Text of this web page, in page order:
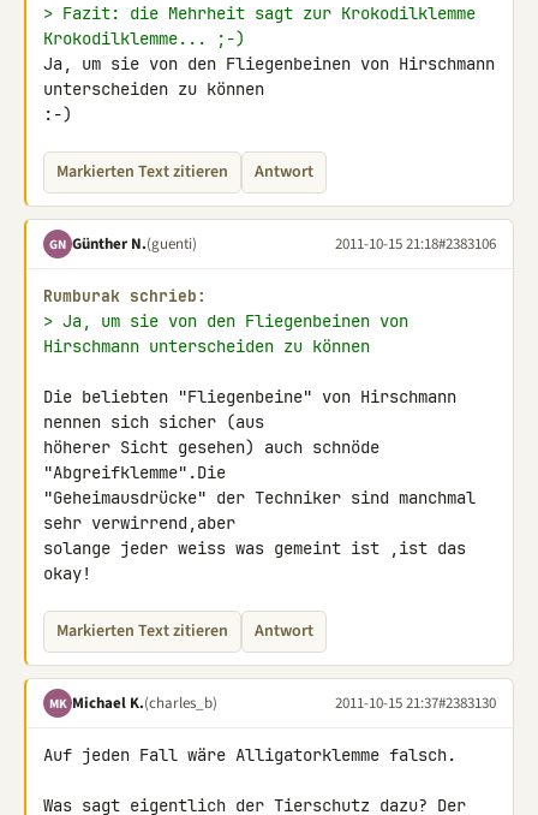
> Fazit: die Mehrheit sagt zur Krokodilklemme
Krokodilklemme... ;-)
Ja, um sie von den Fliegenbeinen von Hirschmann
unterscheiden zu können
:-)
Markierten Text zitieren Antwort
GN Günther N.(guenti) 2011-10-15 21:18#2383106
Rumburak schrieb:
> Ja, um sie von den Fliegenbeinen von
Hirschmann unterscheiden zu können
Die beliebten "Fliegenbeine" von Hirschmann
nennen sich sicher (aus
höherer Sicht gesehen) auch schnöde
"Abgreifklemme".Die
"Geheimausdrücke" der Techniker sind manchmal
sehr verwirrend,aber
solange jeder weiss was gemeint ist ,ist das
okay!
Markierten Text zitieren Antwort
MK Michael K.(charles_b) 2011-10-15 21:37#2383130
Auf jeden Fall wäre Alligatorklemme falsch.
Was sagt eigentlich der Tierschutz dazu? Der